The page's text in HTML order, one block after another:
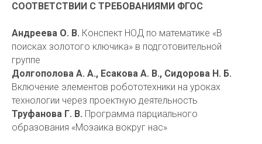
СООТВЕТСТВИИ С ТРЕБОВАНИЯМИ ФГОС
Андреева О. В. Конспект НОД по математике «В
поисках золотого ключика» в подготовительной
группе
Долгополова А. А., Есакова А. В., Сидорова Н. Б.
Включение элементов робототехники на уроках
технологии через проектную деятельность
Труфанова Г. В. Программа парциального
образования «Мозаика вокруг нас»